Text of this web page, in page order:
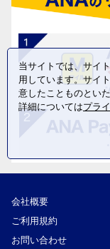
会社概要
ご利用規約
お問い合わせ
当サイトでは、サイ
用しています。サイ
意したことものといた
詳細についてはプラ